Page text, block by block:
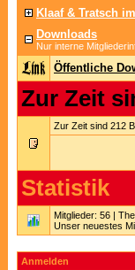
Klaaf & Tratsch
Downloads
Nur interne
Öffentliche
Zur Zeit
Zur Zeit sind 212
Statistik
Mitglieder: 56 |
Unser neuestes
Anmelden